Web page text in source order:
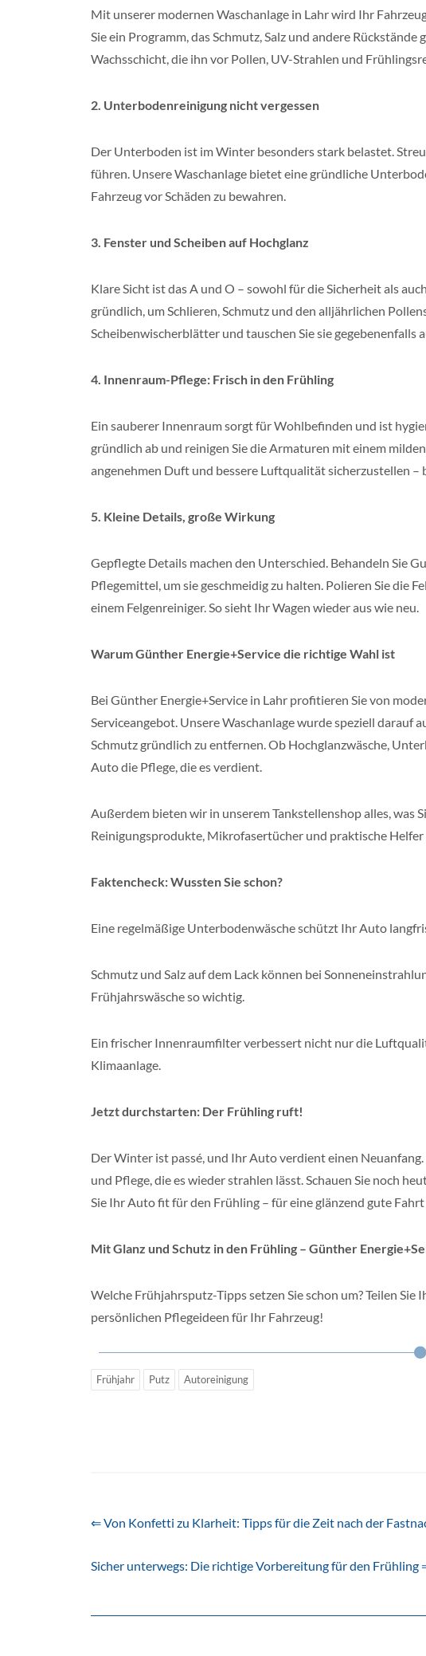
Mit unserer modernen Waschanlage in Lahr wird Ihr
Sie ein Programm, das Schmutz, Salz und andere
Wachsschicht, die ihn vor Pollen, UV-Strahlen und
2. Unterbodenreinigung nicht vergessen
Der Unterboden ist im Winter besonders stark belastet.
führen. Unsere Waschanlage bietet eine gründliche
Fahrzeug vor Schäden zu bewahren.
3. Fenster und Scheiben auf Hochglanz
Klare Sicht ist das A und O – sowohl für die Sicherheit als
gründlich, um Schlieren, Schmutz und den alljährlichen
Scheibenwischerblätter und tauschen Sie sie gegebenenfalls
4. Innenraum-Pflege: Frisch in den Frühling
Ein sauberer Innenraum sorgt für Wohlbefinden und ist
gründlich ab und reinigen Sie die Armaturen mit einem
angenehmen Duft und bessere Luftqualität sicherzustellen
5. Kleine Details, große Wirkung
Gepflegte Details machen den Unterschied. Behandeln Sie
Pflegemittel, um sie geschmeidig zu halten. Polieren Sie die
einem Felgenreiniger. So sieht Ihr Wagen wieder aus wie neu.
Warum Günther Energie+Service die richtige Wahl ist
Bei Günther Energie+Service in Lahr profitieren Sie von
Serviceangebot. Unsere Waschanlage wurde speziell darauf
Schmutz gründlich zu entfernen. Ob Hochglanzwäsche,
Auto die Pflege, die es verdient.
Außerdem bieten wir in unserem Tankstellenshop alles, was
Reinigungsprodukte, Mikrofasertücher und praktische
Faktencheck: Wussten Sie schon?
Eine regelmäßige Unterbodenwäsche schützt Ihr Auto
Schmutz und Salz auf dem Lack können bei
Frühjahrswäsche so wichtig.
Ein frischer Innenraumfilter verbessert nicht nur die
Klimaanlage.
Jetzt durchstarten: Der Frühling ruft!
Der Winter ist passé, und Ihr Auto verdient einen
und Pflege, die es wieder strahlen lässt. Schauen Sie noch
Sie Ihr Auto fit für den Frühling – für eine glänzend gute
Mit Glanz und Schutz in den Frühling – Günther
Welche Frühjahrsputz-Tipps setzen Sie schon um? Teilen
persönlichen Pflegeideen für Ihr Fahrzeug!
Frühjahr Putz Autoreinigung
⇐ Von Konfetti zu Klarheit: Tipps für die Zeit nach der
Sicher unterwegs: Die richtige Vorbereitung für den Frühling